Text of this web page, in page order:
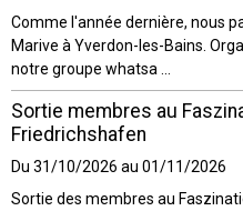
Comme l'année dernière, nous
Marive à Yverdon-les-Bains.
notre groupe whatsa ...
Sortie membres au
Friedrichshafen
Du 31/10/2026 au 01/11/2026
Sortie des membres au